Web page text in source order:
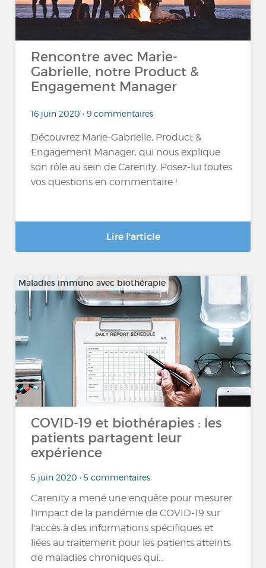
Rencontre avec Marie-
Gabrielle, notre Product &
Engagement Manager
16 juin 2020 • 9 commentaires
Découvrez Marie-Gabrielle, Product &
Engagement Manager, qui nous explique
son rôle au sein de Carenity. Posez-lui toutes
vos questions en commentaire !
Lire l'article
Maladies immuno avec biothérapie
COVID-19 et biothérapies : les
patients partagent leur
expérience
5 juin 2020 • 5 commentaires
Carenity a mené une enquête pour mesurer
l'impact de la pandémie de COVID-19 sur
l'accès à des informations spécifiques et
liées au traitement pour les patients atteints
de maladies chroniques qui...